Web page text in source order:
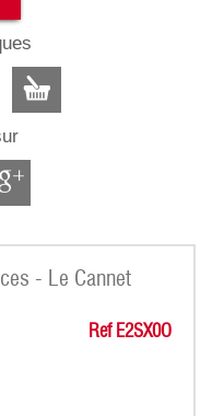
- Le Cannet
Ref E2SX0O